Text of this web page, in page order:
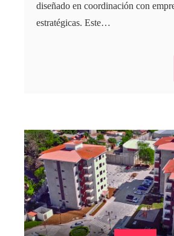
diseñado en coordinación con
estratégicas. Este…